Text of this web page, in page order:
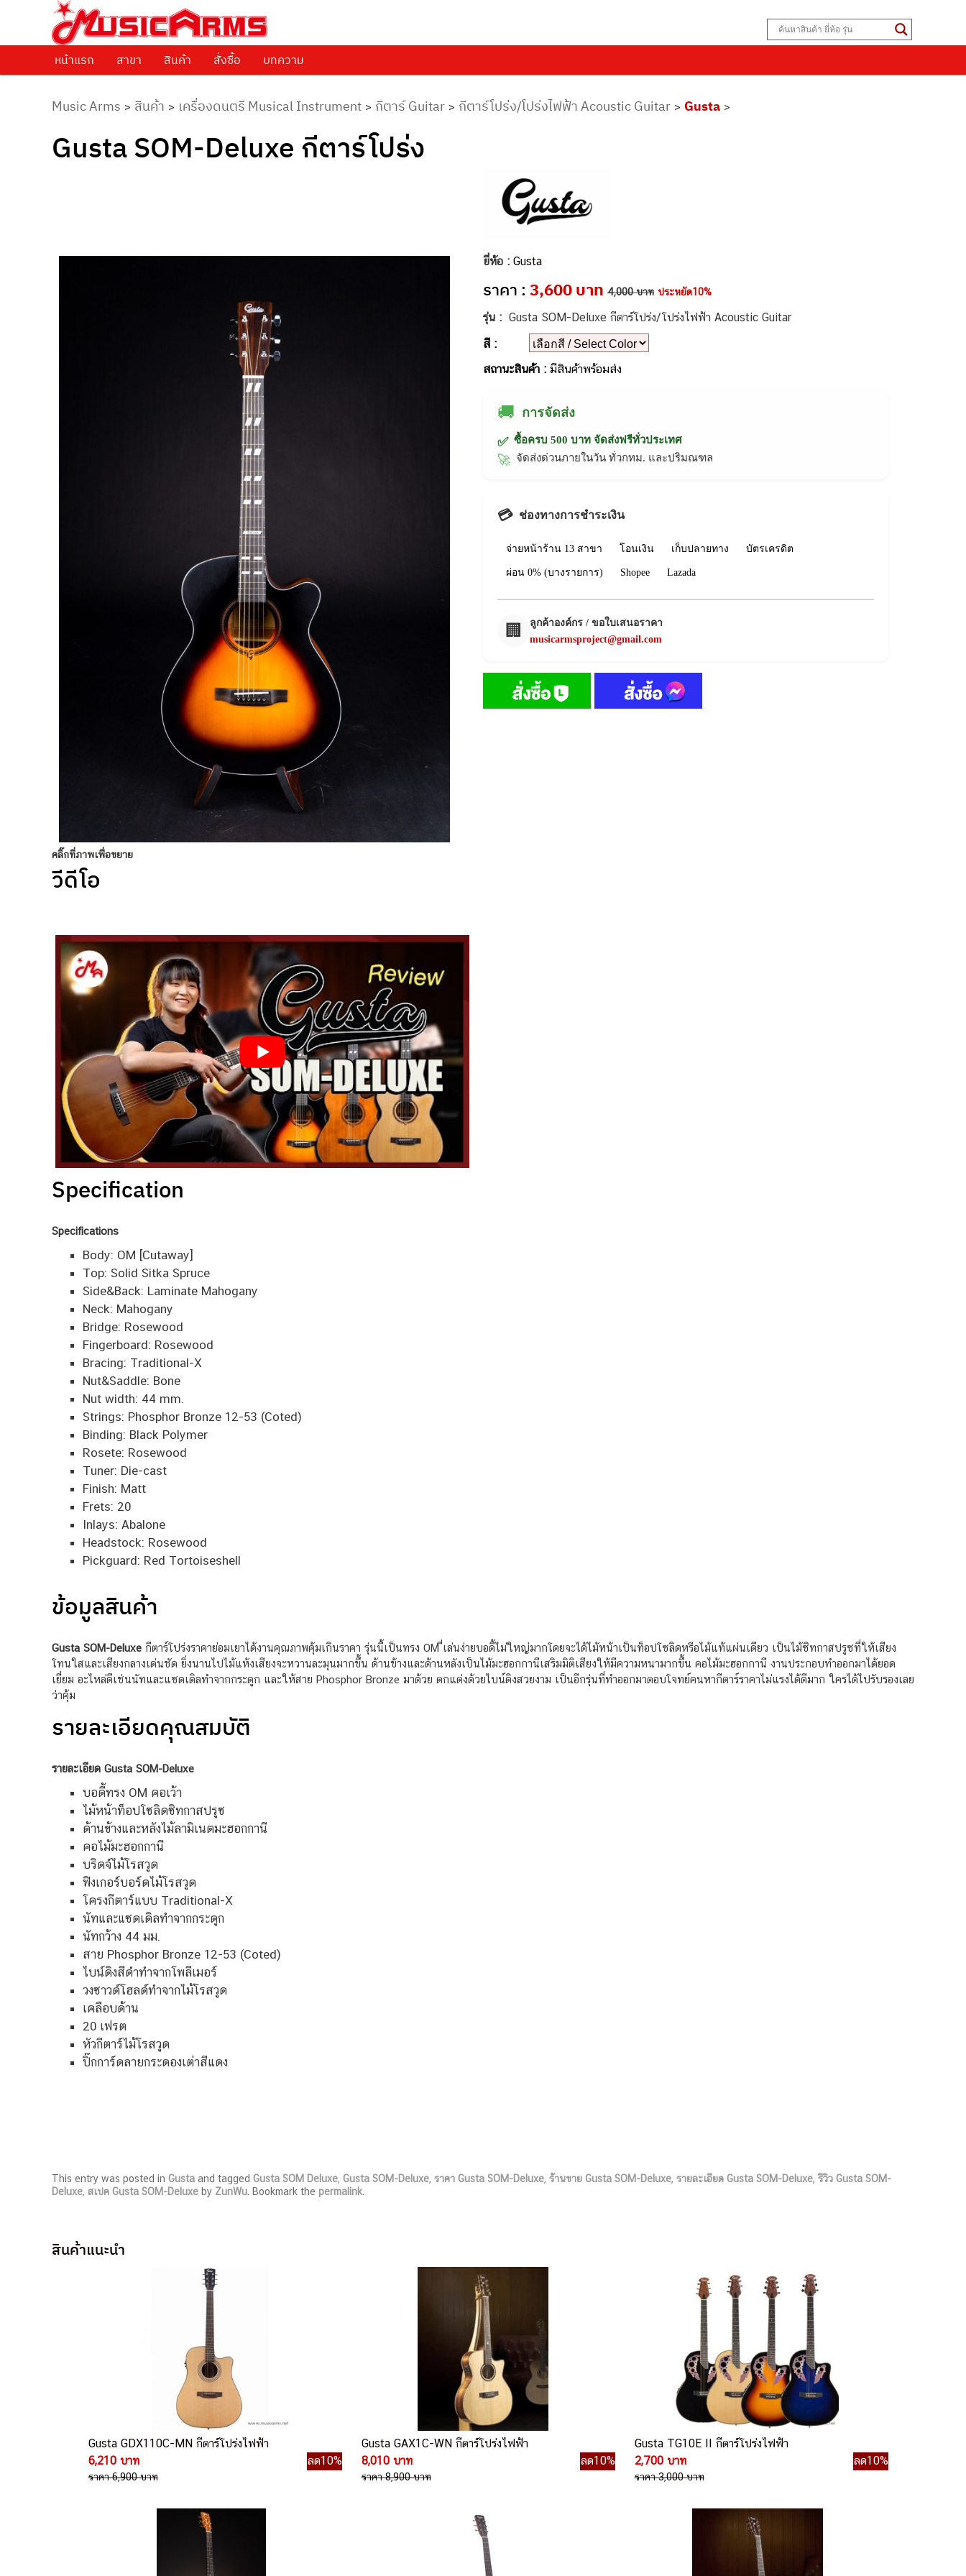
Music Arms
ศูนย์รวมครื่องดนตรีทุกชนิด ตั้งแต่เริ่มต้นถึงมืออาชีพ
Skip to primary content
หน้าแรก สาขา สินค้า สั่งซื้อ บทความ
Music Arms > สินค้า > เครื่องดนตรี Musical Instrument > กีตาร์ Guitar > กีตาร์โปร่ง/โปร่งไฟฟ้า Acoustic Guitar > Gusta >
Gusta SOM-Deluxe กีตาร์โปร่ง
คลิ๊กที่ภาพเพื่อขยาย
ยี่ห้อ : Gusta
ราคา : 3,600 บาท 4,000 บาท ประหยัด10%
รุ่น : Gusta SOM-Deluxe กีตาร์โปร่ง/โปร่งไฟฟ้า Acoustic Guitar
สี :
สถานะสินค้า : มีสินค้าพร้อมส่ง
🚚 การจัดส่ง
✅ ซื้อครบ 500 บาท จัดส่งฟรีทั่วประเทศ
🚀 จัดส่งด่วนภายในวัน ทั่วกทม. และปริมณฑล
💳 ช่องทางการชำระเงิน
จ่ายหน้าร้าน 13 สาขา โอนเงิน เก็บปลายทาง บัตรเครดิต
ผ่อน 0% (บางรายการ) Shopee Lazada
🏢
ลูกค้าองค์กร / ขอใบเสนอราคา
musicarmsproject@gmail.com
วีดีโอ
Specification
Specifications
Body: OM [Cutaway]
Top: Solid Sitka Spruce
Side&Back: Laminate Mahogany
Neck: Mahogany
Bridge: Rosewood
Fingerboard: Rosewood
Bracing: Traditional-X
Nut&Saddle: Bone
Nut width: 44 mm.
Strings: Phosphor Bronze 12-53 (Coted)
Binding: Black Polymer
Rosete: Rosewood
Tuner: Die-cast
Finish: Matt
Frets: 20
Inlays: Abalone
Headstock: Rosewood
Pickguard: Red Tortoiseshell
ข้อมูลสินค้า
Gusta SOM-Deluxe กีตาร์โปร่งราคาย่อมเยาได้งานคุณภาพคุ้มเกินราคา รุ่นนี้เป็นทรง OM ี่เล่นง่ายบอดี้ไม่ใหญ่มากโดยจะได้ไม้หน้าเป็นท็อปโซลิดหรือไม้แท้แผ่นเดียว เป็นไม้ซิทกาสปรูซที่ให้เสียง
โทนใสและเสียงกลางเด่นชัด ยิ่งนานไปไม้แห้งเสียงจะหวานละมุนมากขึ้น ด้านข้างและด้านหลังเป็นไม้มะฮอกกานีเสริมมิติเสียงให้มีความหนามากขึ้น คอไม้มะฮอกกานี งานประกอบทำออกมาได้ยอด
เยี่ยม อะไหล่ดีเช่นนัทและแซดเดิลทำจากกระดูก และให้สาย Phosphor Bronze มาด้วย ตกแต่งด้วยไบน์ดิงสวยงาม เป็นอีกรุ่นที่ทำออกมาตอบโจทย์คนหากีตาร์ราคาไม่แรงได้ดีมาก ใครได้ไปรับรองเลย
ว่าคุ้ม
รายละเอียดคุณสมบัติ
รายละเอียด Gusta SOM-Deluxe
บอดี้ทรง OM คอเว้า
ไม้หน้าท็อปโซลิดซิทกาสปรูซ
ด้านข้างและหลังไม้ลามิเนตมะฮอกกานี
คอไม้มะฮอกกานี
บริดจ์ไม้โรสวูด
ฟิงเกอร์บอร์ดไม้โรสวูด
โครงกีตาร์แบบ Traditional-X
นัทและแซดเดิลทำจากกระดูก
นัทกว้าง 44 มม.
สาย Phosphor Bronze 12-53 (Coted)
ไบน์ดิงสีดำทำจากโพลีเมอร์
วงซาวด์โฮลด์ทำจากไม้โรสวูด
เคลือบด้าน
20 เฟรต
หัวกีตาร์ไม้โรสวูด
ปิ๊กการ์ดลายกระดองเต่าสีแดง
This entry was posted in Gusta and tagged Gusta SOM Deluxe Gusta SOM-Deluxe ราคา Gusta SOM-Deluxe ร้านขาย Gusta SOM-Deluxe รายละเอียด Gusta SOM-Deluxe ,รีวิว Gusta SOM-
Deluxe สเปค Gusta SOM-Deluxe by ZunWu . Bookmark the permalink
สินค้าแนะนำ
Gusta GDX110C-MN กีตาร์โปร่งไฟฟ้า
6,210 บาท
ลด10%
ราคา 6,900 บาท
Gusta GAX1C-WN กีตาร์โปร่งไฟฟ้า
8,010 บาท
ลด10%
ราคา 8,900 บาท
Gusta TG10E II กีตาร์โปร่งไฟฟ้า
2,700 บาท
ลด10%
ราคา 3,000 บาท